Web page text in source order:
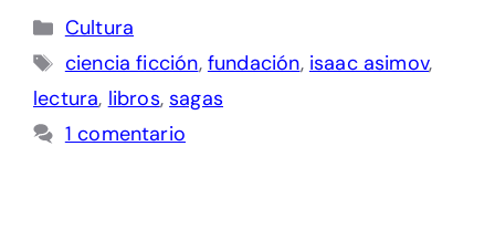
Categorías
Cultura
Etiquetas
ciencia ficción, fundación, isaac asimov,
lectura, libros,sagas
1 comentario